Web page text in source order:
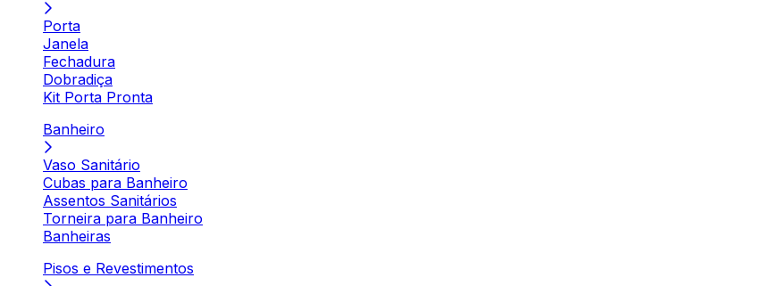
Porta
Janela
Fechadura
Dobradiça
Kit Porta Pronta
Banheiro
Vaso Sanitário
Cubas para Banheiro
Assentos Sanitários
Torneira para Banheiro
Banheiras
Pisos e Revestimentos